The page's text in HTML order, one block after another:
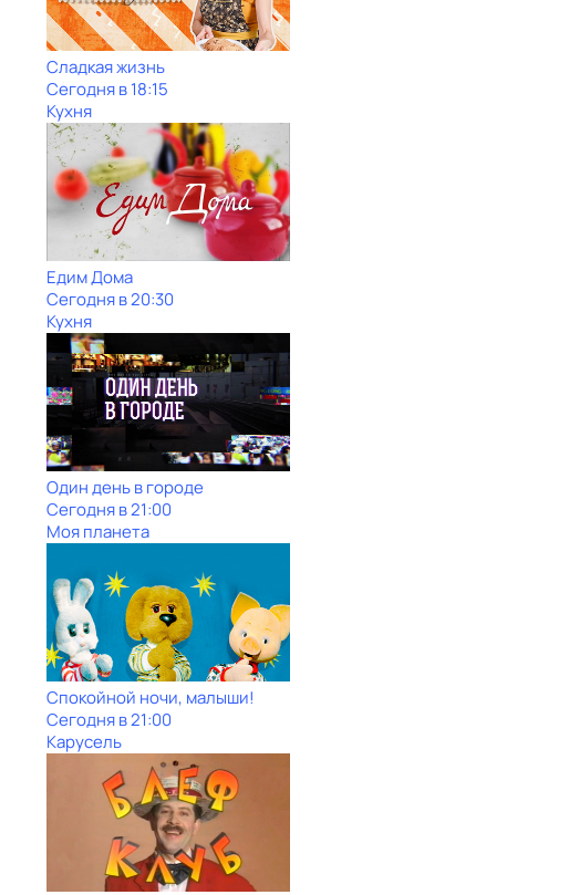
Сладкая жизнь
Сегодня в 18:15
Кухня
Едим Дома
Сегодня в 20:30
Кухня
Один день в городе
Сегодня в 21:00
Моя планета
Спокойной ночи, малыши!
Сегодня в 21:00
Карусель